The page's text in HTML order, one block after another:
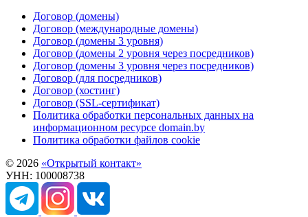
Договор (домены)
Договор (международные домены)
Договор (домены 3 уровня)
Договор (домены 2 уровня через посредников)
Договор (домены 3 уровня через посредников)
Договор (для посредников)
Договор (хостинг)
Договор (SSL-сертификат)
Политика обработки персональных данных на
информационном ресурсе domain.by
Политика обработки файлов cookie
© 2026 «Открытый контакт»
УНН: 100008738